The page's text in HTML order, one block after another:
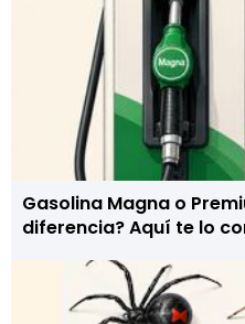
Gasolina Magna o
diferencia? Aquí te lo